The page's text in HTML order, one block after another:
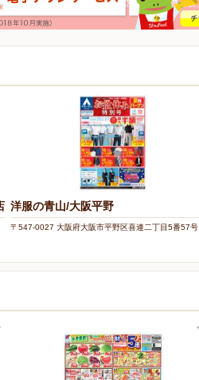
洋服の青山/大阪平野
〒547-0027 大阪府大阪市平野区喜連二丁目5番57号